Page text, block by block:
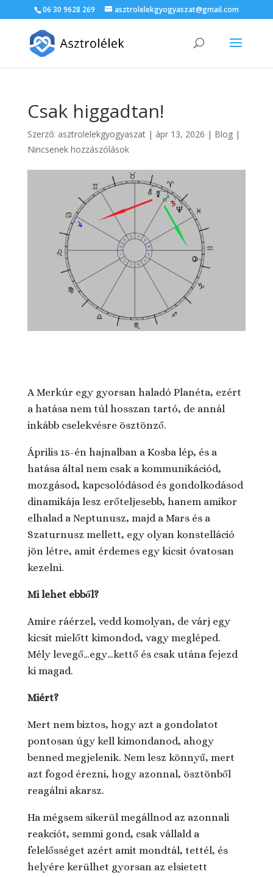
06 30 9628 269 asztrolelekgyogyaszat@gmail.com
Csak higgadtan!
Szerző: asztrolelekgyogyaszat| ápr 13, 2026 | Blog|
Nincsenek hozzászólások
A Merkúr egy gyorsan haladó Planéta, ezért
a hatása nem túl hosszan tartó, de annál
inkább cselekvésre ösztönző.
Április 15-én hajnalban a Kosba lép, és a
hatása által nem csak a kommunikációd,
mozgásod, kapcsolódásod és gondolkodásod
dinamikája lesz erőteljesebb, hanem amikor
elhalad a Neptunusz, majd a Mars és a
Szaturnusz mellett, egy olyan konstelláció
jön létre, amit érdemes egy kicsit óvatosan
kezelni.
Mi lehet ebből?
Amire ráérzel, vedd komolyan, de várj egy
kicsit mielőtt kimondod, vagy megléped.
Mély levegő…egy…kettő és csak utána fejezd
ki magad.
Miért?
Mert nem biztos, hogy azt a gondolatot
pontosan úgy kell kimondanod, ahogy
benned megjelenik. Nem lesz könnyű, mert
azt fogod érezni, hogy azonnal, ösztönből
reagálni akarsz.
Ha mégsem sikerül megállnod az azonnali
reakciót, semmi gond, csak vállald a
felelősséget azért amit mondtál, tettél, és
helyére kerülhet gyorsan az elsietett